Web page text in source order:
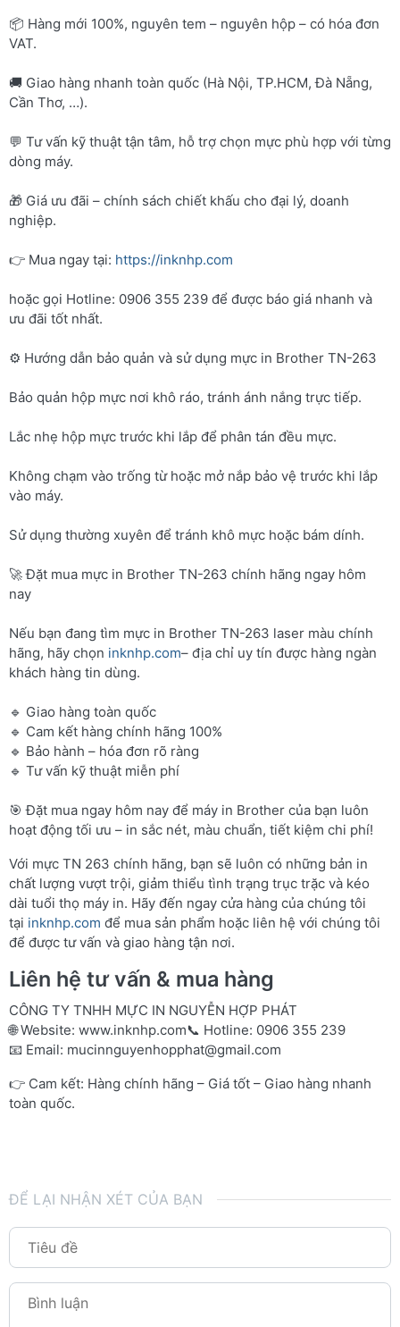
📦 Hàng mới 100%, nguyên tem – nguyên hộp – có hóa đơn
VAT.
🚚 Giao hàng nhanh toàn quốc (Hà Nội, TP.HCM, Đà Nẵng,
Cần Thơ, …).
💬 Tư vấn kỹ thuật tận tâm, hỗ trợ chọn mực phù hợp với từng
dòng máy.
🎁 Giá ưu đãi – chính sách chiết khấu cho đại lý, doanh
nghiệp.
👉 Mua ngay tại: https://inknhp.com
hoặc gọi Hotline: 0906 355 239 để được báo giá nhanh và
ưu đãi tốt nhất.
⚙️ Hướng dẫn bảo quản và sử dụng mực in Brother TN-263
Bảo quản hộp mực nơi khô ráo, tránh ánh nắng trực tiếp.
Lắc nhẹ hộp mực trước khi lắp để phân tán đều mực.
Không chạm vào trống từ hoặc mở nắp bảo vệ trước khi lắp
vào máy.
Sử dụng thường xuyên để tránh khô mực hoặc bám dính.
🚀 Đặt mua mực in Brother TN-263 chính hãng ngay hôm
nay
Nếu bạn đang tìm mực in Brother TN-263 laser màu chính
hãng, hãy chọn inknhp.com– địa chỉ uy tín được hàng ngàn
khách hàng tin dùng.
🔹 Giao hàng toàn quốc
🔹 Cam kết hàng chính hãng 100%
🔹 Bảo hành – hóa đơn rõ ràng
🔹 Tư vấn kỹ thuật miễn phí
🎯 Đặt mua ngay hôm nay để máy in Brother của bạn luôn
hoạt động tối ưu – in sắc nét, màu chuẩn, tiết kiệm chi phí!
Với mực TN 263 chính hãng, bạn sẽ luôn có những bản in
chất lượng vượt trội, giảm thiểu tình trạng trục trặc và kéo
dài tuổi thọ máy in. Hãy đến ngay cửa hàng của chúng tôi
tại inknhp.com để mua sản phẩm hoặc liên hệ với chúng tôi
để được tư vấn và giao hàng tận nơi.
Liên hệ tư vấn & mua hàng
CÔNG TY TNHH MỰC IN NGUYỄN HỢP PHÁT
🌐 Website: www.inknhp.com📞 Hotline: 0906 355 239
📧 Email: mucinnguyenhopphat@gmail.com
👉 Cam kết: Hàng chính hãng – Giá tốt – Giao hàng nhanh
toàn quốc.
ĐỂ LẠI NHẬN XÉT CỦA BẠN